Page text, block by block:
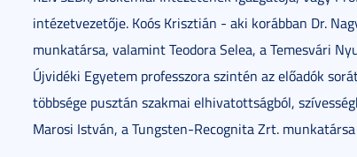
intézetvezetője. Koós Krisztián - aki korábban Dr.
munkatársa, valamint Teodora Selea, a Temesvári
Újvidéki Egyetem professzora szintén az előadók
többsége pusztán szakmai elhivatottságból,
Marosi István, a Tungsten-Recognita Zrt.